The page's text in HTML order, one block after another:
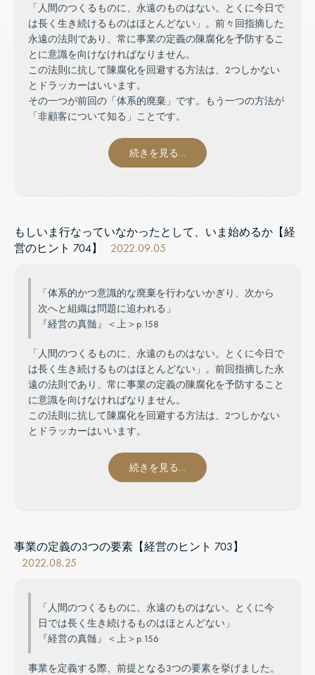
「人間のつくるものに、永遠のものはない。とくに今日で
は長く生き続けるものはほとんどない」。前々回指摘した
永遠の法則であり、常に事業の定義の陳腐化を予防するこ
とに意識を向けなければなりません。
この法則に抗して陳腐化を回避する方法は、2つしかない
とドラッカーはいいます。
その一つが前回の「体系的廃棄」です。もう一つの方法が
「非顧客について知る」ことです。
続きを見る…
もしいま行なっていなかったとして、いま始めるか【経
営のヒント 704】
2022.09.05
「体系的かつ意識的な廃棄を行わないかぎり、次から
次へと組織は問題に追われる」
『経営の真髄』＜上＞p.158
「人間のつくるものに、永遠のものはない。とくに今日で
は長く生き続けるものはほとんどない」。前回指摘した永
遠の法則であり、常に事業の定義の陳腐化を予防すること
に意識を向けなければなりません。
この法則に抗して陳腐化を回避する方法は、2つしかない
とドラッカーはいいます。
続きを見る…
事業の定義の3つの要素【経営のヒント 703】
2022.08.25
「人間のつくるものに、永遠のものはない。とくに今
日では長く生き続けるものはほとんどない」
『経営の真髄』＜上＞p.156
事業を定義する際、前提となる3つの要素を挙げました。